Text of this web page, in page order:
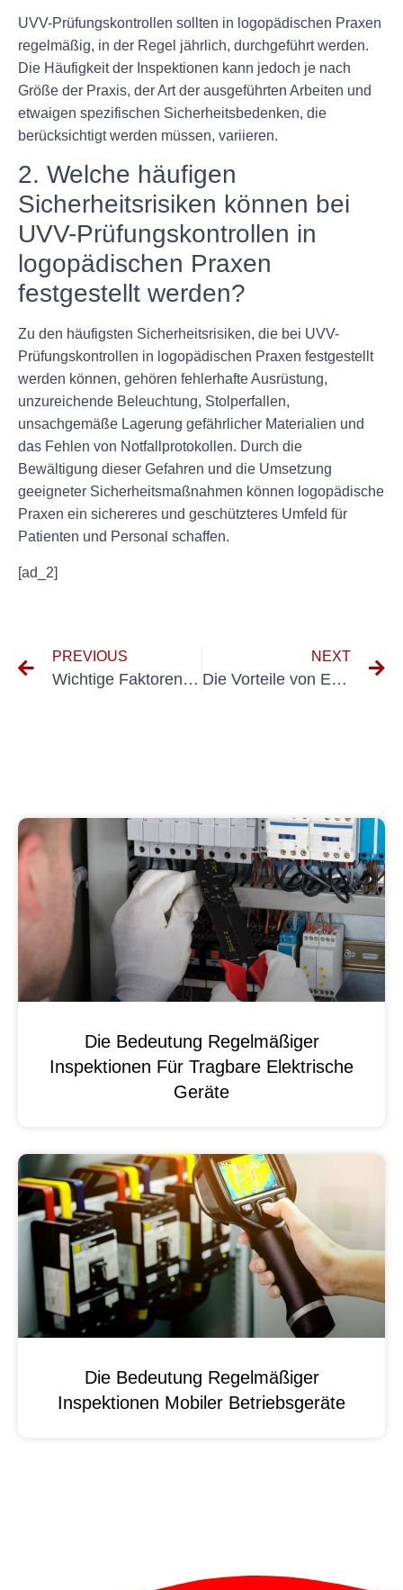
UVV-Prüfungskontrollen sollten in logopädischen Praxen
regelmäßig, in der Regel jährlich, durchgeführt werden.
Die Häufigkeit der Inspektionen kann jedoch je nach
Größe der Praxis, der Art der ausgeführten Arbeiten und
etwaigen spezifischen Sicherheitsbedenken, die
berücksichtigt werden müssen, variieren.
2. Welche häufigen
Sicherheitsrisiken können bei
UVV-Prüfungskontrollen in
logopädischen Praxen
festgestellt werden?
Zu den häufigsten Sicherheitsrisiken, die bei UVV-
Prüfungskontrollen in logopädischen Praxen festgestellt
werden können, gehören fehlerhafte Ausrüstung,
unzureichende Beleuchtung, Stolperfallen,
unsachgemäße Lagerung gefährlicher Materialien und
das Fehlen von Notfallprotokollen. Durch die
Bewältigung dieser Gefahren und die Umsetzung
geeigneter Sicherheitsmaßnahmen können logopädische
Praxen ein sichereres und geschützteres Umfeld für
Patienten und Personal schaffen.
[ad_2]
PREVIOUS
Wichtige Faktoren, die bei der Durchführung von Inspektionen an ortsfesten Maschinen zu berücksichtigen sind
NEXT
Die Vorteile von E-Check Logopädie für logopädische Patienten
Die Bedeutung Regelmäßiger
Inspektionen Für Tragbare Elektrische
Geräte
Die Bedeutung Regelmäßiger
Inspektionen Mobiler Betriebsgeräte